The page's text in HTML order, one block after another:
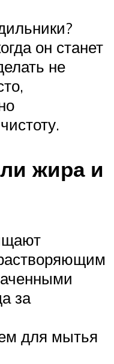
он станет
не
жира и
за
для мытья